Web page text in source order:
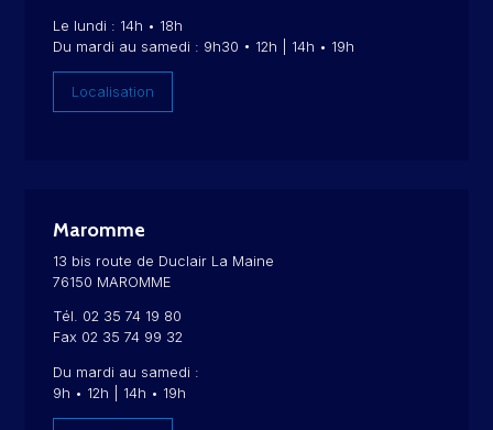
Le lundi : 14h • 18h
Du mardi au samedi : 9h30 • 12h | 14h • 19h
Localisation
Maromme
13 bis route de Duclair La Maine
76150 MAROMME
Tél. 02 35 74 19 80
Fax 02 35 74 99 32
Du mardi au samedi :
9h • 12h | 14h • 19h